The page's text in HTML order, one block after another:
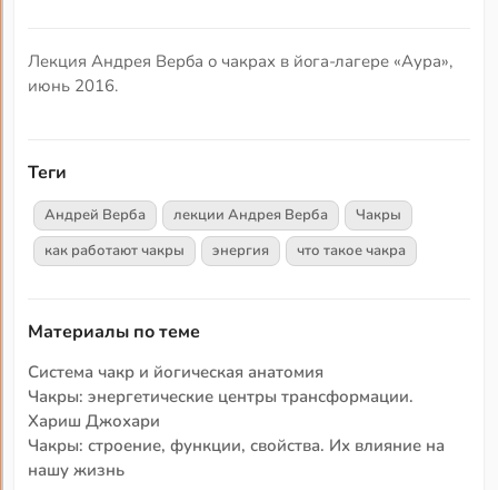
Лекция Андрея Верба о чакрах в йога-лагере «Аура»,
июнь 2016.
Теги
Андрей Верба лекции Андрея Верба
Чакры
как работают чакры
энергия что такое чакра
Материалы по теме
Система чакр и йогическая анатомия
Чакры: энергетические центры трансформации.
Хариш Джохари
Чакры: строение, функции, свойства. Их влияние на
нашу жизнь